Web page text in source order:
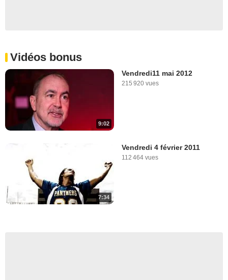
Vidéos bonus
9:02
Vendredi11 mai 2012
215 920 vues
7:34
Vendredi 4 février 2011
112 464 vues